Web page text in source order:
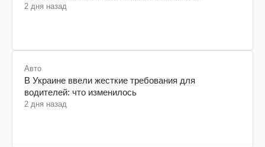
2 дня назад
Авто
В Украине ввели жесткие требования для
водителей: что изменилось
2 дня назад